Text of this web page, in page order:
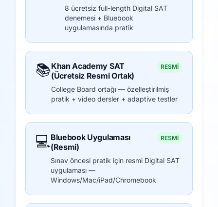
8 ücretsiz full-length Digital SAT
denemesi + Bluebook
uygulamasında pratik
📚Khan Academy SAT
(Ücretsiz Resmi Ortak)
RESMİ
College Board ortağı — özelleştirilmiş
pratik + video dersler + adaptive testler
💻Bluebook Uygulaması
(Resmi)
RESMİ
Sınav öncesi pratik için resmi Digital SAT
uygulaması —
Windows/Mac/iPad/Chromebook